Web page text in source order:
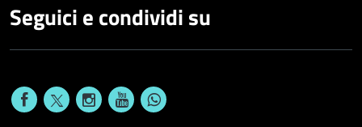
Seguici e condividi su